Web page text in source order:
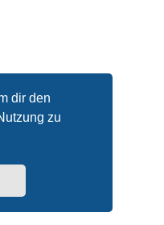
dir den
zu